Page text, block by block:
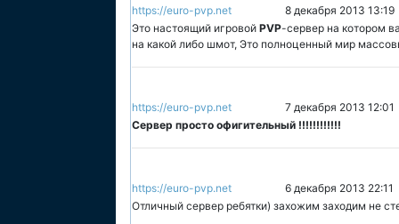
https://euro-pvp.net
8 декабря 2013 13:19
Это настоящий игровой PVP-сервер на котором
на какой либо шмот, Это полноценный мир
https://euro-pvp.net
7 декабря 2013 12:01
Сервер просто офигительный !!!!!!!!!!!!
https://euro-pvp.net
6 декабря 2013 22:11
Отличный сервер ребятки) захожим заходим не